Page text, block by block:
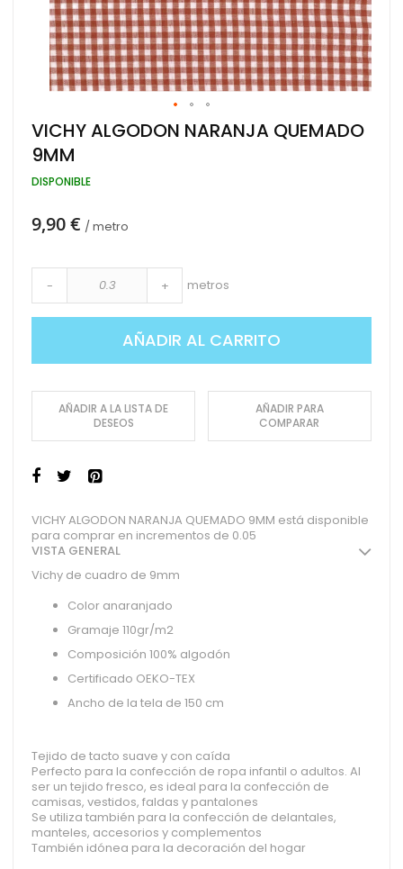
Saltar
al
comienzo
la
de
imágenes
VICHY ALGODON NARANJA QUEMADO
9MM
DISPONIBLE
9,90 € / metro
- + metros
AÑADIR AL CARRITO
AÑADIR A LA LISTA DE
DESEOS
AÑADIR PARA
COMPARAR
VICHY ALGODON NARANJA QUEMADO 9MM está disponible
para comprar en incrementos de 0.05
VISTA GENERAL
Vichy de cuadro de 9mm
Color anaranjado
Gramaje 110gr/m2
Composición 100% algodón
Certificado OEKO-TEX
Ancho de la tela de 150 cm
Tejido de tacto suave y con caída
Perfecto para la confección de ropa infantil o adultos. Al
ser un tejido fresco, es ideal para la confección de
camisas, vestidos, faldas y pantalones
Se utiliza también para la confección de delantales,
manteles, accesorios y complementos
También idónea para la decoración del hogar